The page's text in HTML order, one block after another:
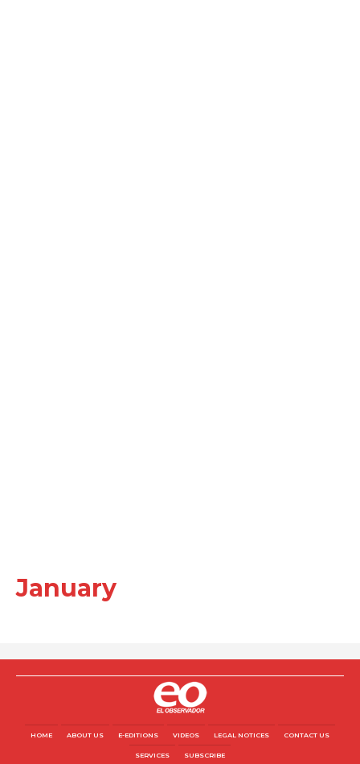
January
HOME ABOUT US E-EDITIONS VIDEOS LEGAL NOTICES CONTACT US
SERVICES SUBSCRIBE